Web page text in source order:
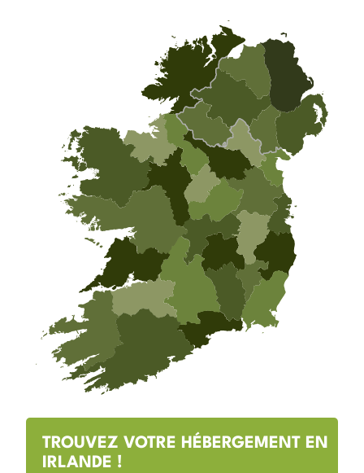
TROUVEZ VOTRE HÉBERGEMENT EN
IRLANDE !